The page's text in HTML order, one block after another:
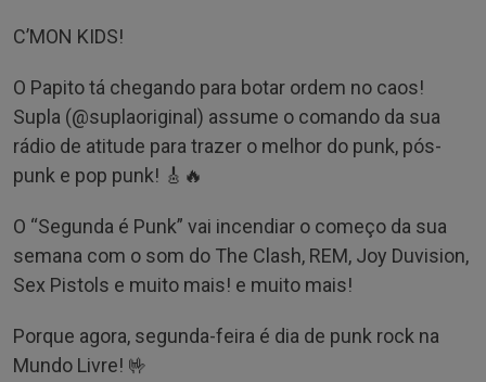
C’MON KIDS!
O Papito tá chegando para botar ordem no caos!
Supla (@‌suplaoriginal) assume o comando da sua
rádio de atitude para trazer o melhor do punk, pós-
punk e pop punk! 🎸🔥
O “Segunda é Punk” vai incendiar o começo da sua
semana com o som do The Clash, REM, Joy Duvision,
Sex Pistols e muito mais! e muito mais!
Porque agora, segunda-feira é dia de punk rock na
Mundo Livre! 🤟